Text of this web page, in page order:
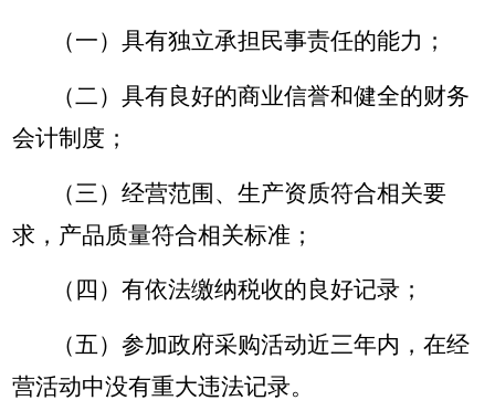
（一）具有独立承担民事责任的能力；
（二）具有良好的商业信誉和健全的财务
会计制度；
（三）经营范围、生产资质符合相关要
求，产品质量符合相关标准；
（四）有依法缴纳税收的良好记录；
（五）参加政府采购活动近三年内，在经
营活动中没有重大违法记录。